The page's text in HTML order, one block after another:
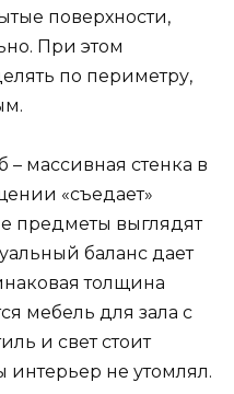
поверхности,
При этом
по периметру,
– массивная стенка в
«съедает»
предметы выглядят
баланс дает
толщина
мебель для зала с
и свет стоит
интерьер не утомлял.